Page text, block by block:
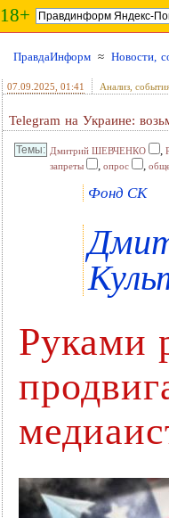
18+
ПравдаИнформ ≈ Новости,
07.09.2025 , 01:41 Анализ,
Telegram на Украине:
Дмитрий ШЕВЧЕНКО ,
запреты
, опрос ,
Фонд СК
Руками